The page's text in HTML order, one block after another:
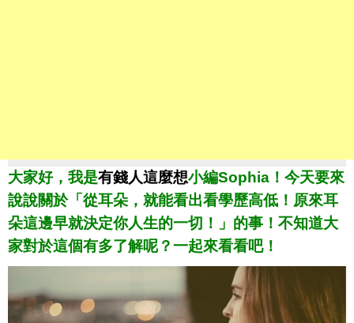
大家好，我是有錢人這麼想小編Sophia！今天要來
說說關於「從耳朵，就能看出看學歷高低！原來耳
朵這邊早就決定你人生的一切！」的事！不知道大
家對於這個有多了解呢？一起來看看吧！